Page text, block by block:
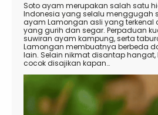
Soto ayam merupakan salah satu
Indonesia yang selalu menggugah
ayam Lamongan asli yang
yang gurih dan segar. Perpaduan
suwiran ayam kampung, serta
Lamongan membuatnya berbeda
lain. Selain nikmat disantap
cocok disajikan kapan…